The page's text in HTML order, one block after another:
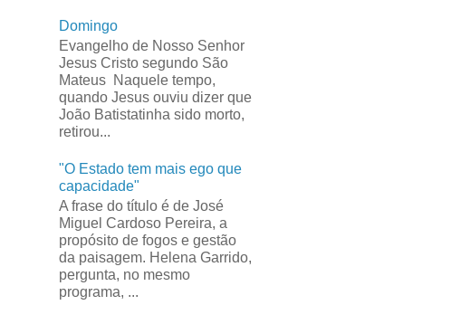
Domingo
Evangelho de Nosso Senhor
Jesus Cristo segundo São
Mateus Naquele tempo,
quando Jesus ouviu dizer que
João Batistatinha sido morto,
retirou...
"O Estado tem mais ego que
capacidade"
A frase do título é de José
Miguel Cardoso Pereira, a
propósito de fogos e gestão
da paisagem. Helena Garrido,
pergunta, no mesmo
programa, ...